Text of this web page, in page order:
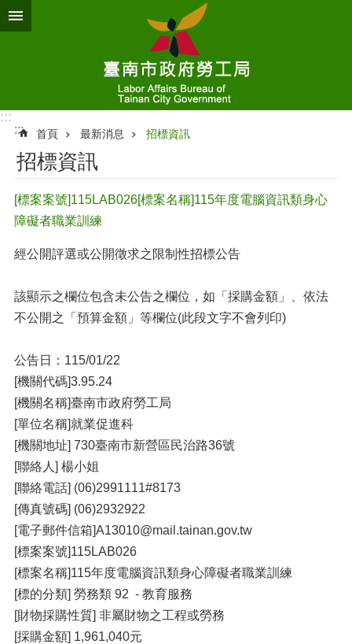
跳到主要內容區塊
:::
:::
首頁 最新消息 招標資訊
招標資訊
[標案案號]115LAB026[標案名稱]115年度電腦資訊類身心
障礙者職業訓練
經公開評選或公開徵求之限制性招標公告
該顯示之欄位包含未公告之欄位，如「採購金額」、依法
不公開之「預算金額」等欄位(此段文字不會列印)
公告日：115/01/22
[機關代碼]3.95.24
[機關名稱]臺南市政府勞工局
[單位名稱]就業促進科
[機關地址] 730臺南市新營區民治路36號
[聯絡人] 楊小姐
[聯絡電話] (06)2991111#8173
[傳真號碼] (06)2932922
[電子郵件信箱]A13010@mail.tainan.gov.tw
[標案案號]115LAB026
[標案名稱]115年度電腦資訊類身心障礙者職業訓練
[標的分類] 勞務類 92 - 教育服務
[財物採購性質] 非屬財物之工程或勞務
[採購金額] 1,961,040元